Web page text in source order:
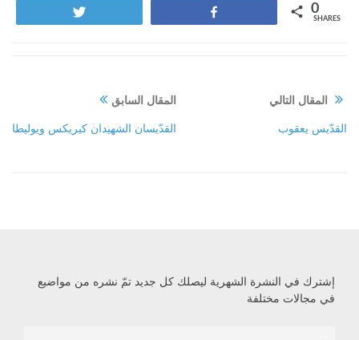
0
SHARES
المقال السابق
القدّيسان الشهيدان كيريكس ويوليطا
المقال التالي
القدّيس يعقوب
إشترك في النشرة الشهرية ليصلك كل جديد تمّ نشره من مواضيع
في مجالات مختلفة